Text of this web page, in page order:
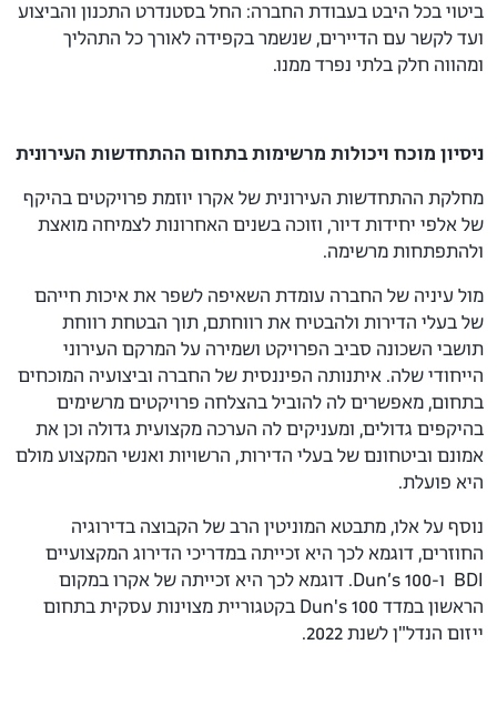
ביטוי בכל היבט בעבודת החברה: החל בסטנדרט התכנון והביצוע
ועד לקשר עם הדיירים, שנשמר בקפידה לאורך כל התהליך
ומהווה חלק בלתי נפרד ממנו.
ניסיון מוכח ויכולות מרשימות בתחום ההתחדשות העירונית
מחלקת ההתחדשות העירונית של אקרו יוזמת פרויקטים בהיקף
של אלפי יחידות דיור, וזוכה בשנים האחרונות לצמיחה מואצת
ולהתפתחות מרשימה.
מול עיניה של החברה עומדת השאיפה לשפר את איכות חייהם
של בעלי הדירות ולהבטיח את רווחתם, תוך הבטחת רווחת
תושבי השכונה סביב הפרויקט ושמירה על המרקם העירוני
הייחודי שלה. איתנותה הפיננסית של החברה וביצועיה המוכחים
בתחום, מאפשרים לה להוביל בהצלחה פרויקטים מרשימים
בהיקפים גדולים, ומעניקים לה הערכה מקצועית גדולה וכן את
אמונם וביטחונם של בעלי הדירות, הרשויות ואנשי המקצוע מולם
היא פועלת.
נוסף על אלו, מתבטא המוניטין הרב של הקבוצה בדירוגיה
החוזרים, דוגמא לכך היא זכייתה במדריכי הדירוג המקצועיים
BDI ו-Dun’s 100. דוגמא לכך היא זכייתה של אקרו במקום
הראשון במדד Dun's 100 בקטגוריית מצוינות עסקית בתחום
ייזום הנדל"ן לשנת 2022.